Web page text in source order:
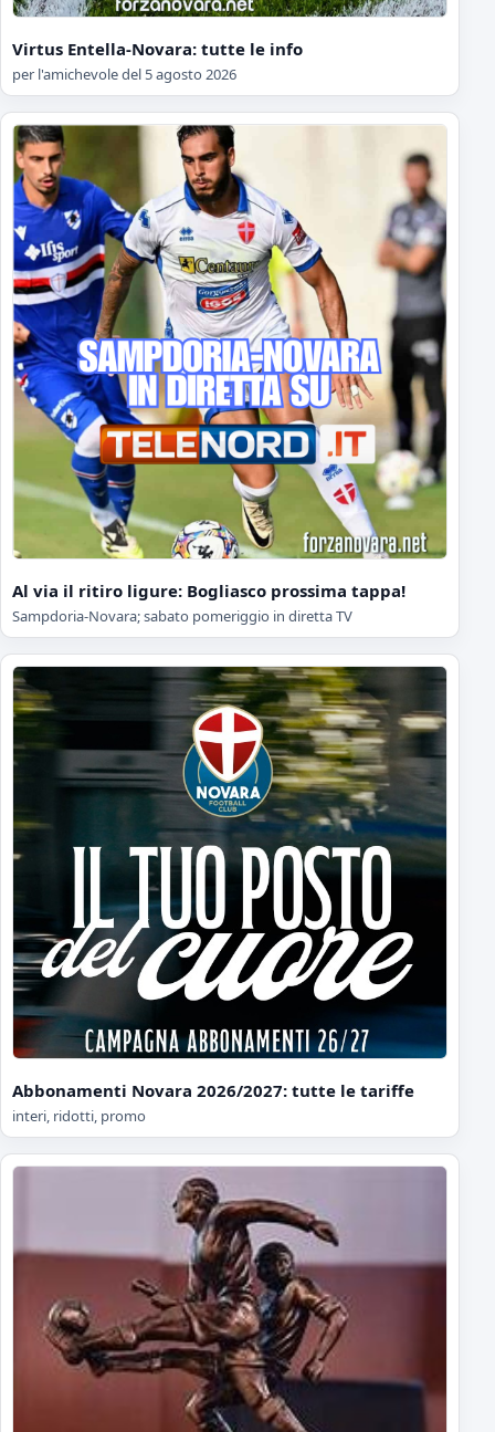
Virtus Entella-Novara: tutte le info
per l'amichevole del 5 agosto 2026
Al via il ritiro ligure: Bogliasco prossima tappa!
Sampdoria-Novara; sabato pomeriggio in diretta TV
Abbonamenti Novara 2026/2027: tutte le tariffe
interi, ridotti, promo